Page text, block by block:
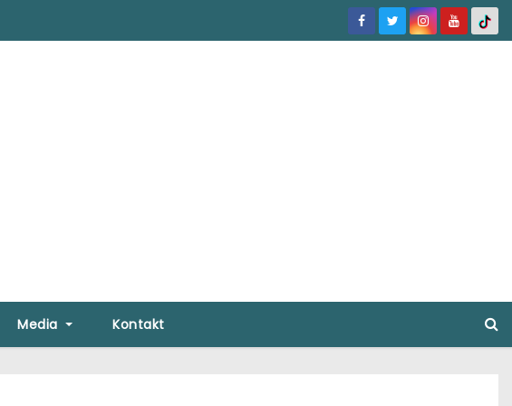
Media Kontakt